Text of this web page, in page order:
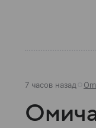
7 часов назад